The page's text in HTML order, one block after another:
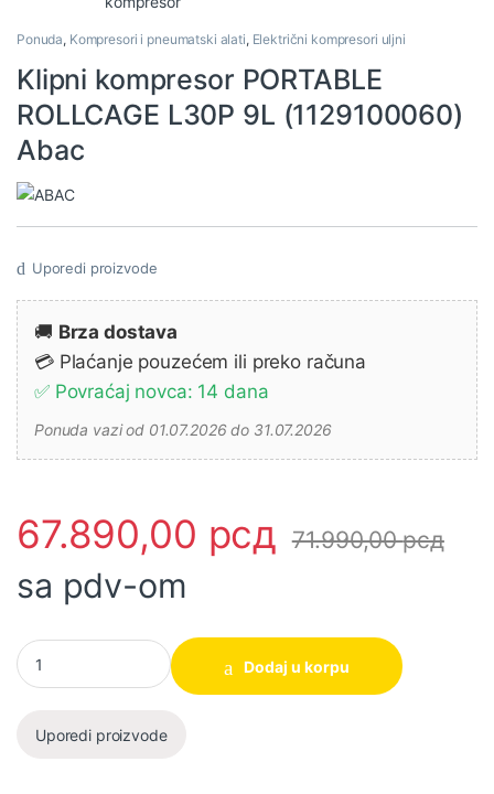
Ponuda, Kompresori i pneumatski alati, Električni kompresori uljni
Klipni kompresor PORTABLE
ROLLCAGE L30P 9L (1129100060)
Abac
Uporedi proizvode
🚚 Brza dostava
💳 Plaćanje pouzećem ili preko računa
✅ Povraćaj novca: 14 dana
Ponuda vazi od 01.07.2026 do 31.07.2026
67.890,00 рсд 71.990,00рсд
sa pdv-om
Klipni kompresor PORTABLE ROLLCAGE L30P 9L
Dodaj u korpu
Uporedi proizvode